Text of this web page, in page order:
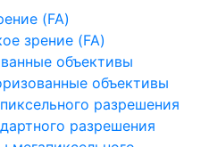
(FA)
зрение (FA)
объективы
объективы
разрешения
разрешения